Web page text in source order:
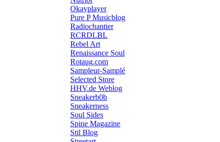
Okayplayer
Pure P Musicblog
Radiochantier
RCRDLBL
Rebel Art
Renaissance Soul
Rotaug.com
Sampleur-Samplé
Selected Store
HHV.de Weblog
Sneakerb0b
Sneakerness
Soul Sides
Spine Magazine
Stil Blog